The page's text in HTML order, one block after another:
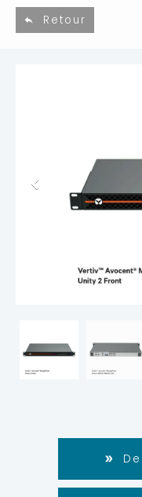
Retour